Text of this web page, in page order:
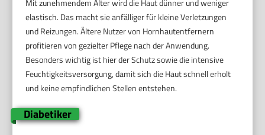
Mit zunehmendem Alter wird die Haut dünner und weniger
elastisch. Das macht sie anfälliger für kleine Verletzungen
und Reizungen. Ältere Nutzer von Hornhautentfernern
profitieren von gezielter Pflege nach der Anwendung.
Besonders wichtig ist hier der Schutz sowie die intensive
Feuchtigkeitsversorgung, damit sich die Haut schnell erholt
und keine empfindlichen Stellen entstehen.
Diabetiker